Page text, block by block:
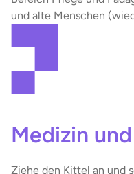
und alte Menschen
Medizin
Ziehe den Kittel an und
Weyhe